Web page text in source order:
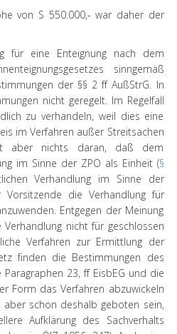
von S 550.000,- war daher der
für eine Enteignung nach dem
sinngemäß
der §§ 2 ff AußStrG. In
nicht geregelt. Im Regelfall
zu verhandeln, weil dies eine
im Verfahren außer Streitsachen
aber nichts daran, daß dem
im Sinne der ZPO als Einheit (§
Verhandlung im Sinne der
die Verhandlung für
Entgegen der Meinung
nicht für geschlossen
Verfahren zur Ermittlung der
finden die Bestimmungen des
23, ff EisbEG und die
Form das Verfahren abzuwickeln
aber schon deshalb geboten sein,
Aufklärung des Sachverhalts